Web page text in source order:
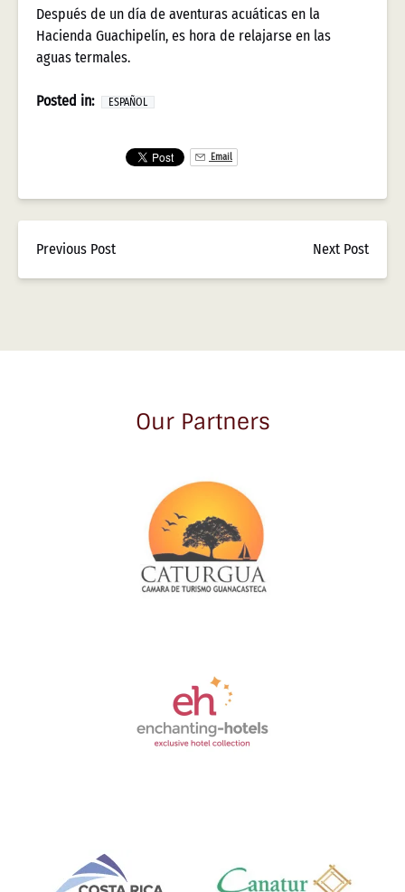
Después de un día de aventuras acuáticas en la
Hacienda Guachipelín, es hora de relajarse en las
aguas termales.
Posted in: ESPAÑOL
Email
Previous Post Next Post
Our Partners